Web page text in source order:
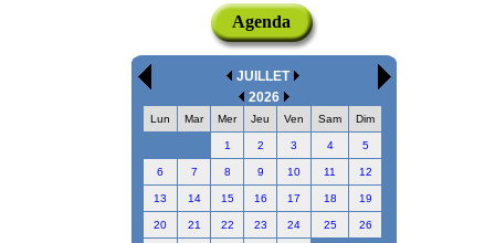
Agenda
JUILLET
2026
Lun Mar Mer Jeu Ven Sam Dim
1 2 3 4 5
6 7 8 9 10 11 12
13 14 15 16 17 18 19
20 21 22 23 24 25 26